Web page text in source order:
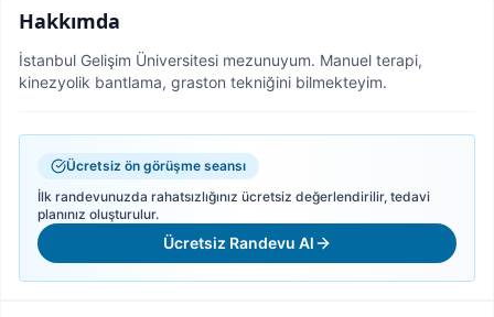
Hakkımda
İstanbul Gelişim Üniversitesi mezunuyum. Manuel terapi,
kinezyolik bantlama, graston tekniğini bilmekteyim.
Ücretsiz ön görüşme seansı
İlk randevunuzda rahatsızlığınız ücretsiz değerlendirilir, tedavi
planınız oluşturulur.
Ücretsiz Randevu Al